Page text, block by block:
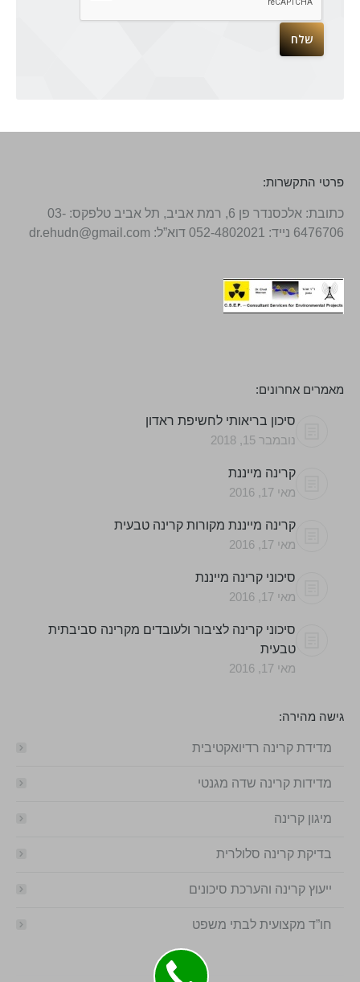
פרטי התקשרות:
כתובת: אלכסנדר פן 6, רמת אביב, תל אביב טלפקס: 03-
6476706 נייד: 052-4802021 דוא”ל: dr.ehudn@gmail.com
מאמרים אחרונים:
סיכון בריאותי לחשיפת ראדון
נובמבר 15, 2018
קרינה מייננת
מאי 17, 2016
קרינה מייננת מקורות קרינה טבעית
מאי 17, 2016
סיכוני קרינה מייננת
מאי 17, 2016
סיכוני קרינה לציבור ולעובדים מקרינה סביבתית
טבעית
מאי 17, 2016
גישה מהירה:
מדידת קרינה רדיואקטיבית
מדידות קרינה שדה מגנטי
מיגון קרינה
בדיקת קרינה סלולרית
ייעוץ קרינה והערכת סיכונים
חו”ד מקצועית לבתי משפט